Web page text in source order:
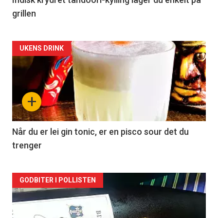
grillen
Forsiden
akkurat
nå
-
2
+
UKENS DRINK
Når du er lei gin tonic, er en pisco sour det du
trenger
Forsiden
akkurat
GODBITER I POLLISTEN